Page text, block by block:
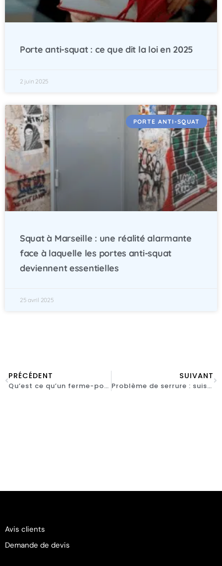
Porte anti-squat : ce que dit la loi en 2025
2 juin 2025
PORTE ANTI-SQUAT
Squat à Marseille : une réalité alarmante
face à laquelle les portes anti-squat
deviennent essentielles
25 avril 2025
PRÉCÉDENT
Qu’est ce qu’un ferme-porte, un groom ?
SUIVANT
Problème de serrure : suis-je remboursé par mon assurance multirisque habitation ?
Avis clients
Demande de devis